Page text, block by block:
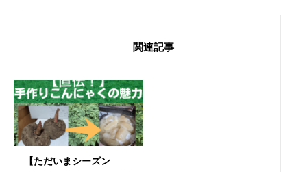
関連記事
【ただいまシーズン